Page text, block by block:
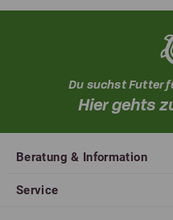
Du suchst Futter
Hier gehts
Beratung & Information
Service